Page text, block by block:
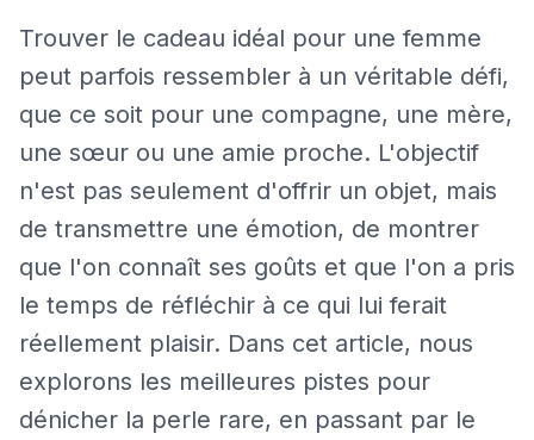
Trouver le cadeau idéal pour une femme
peut parfois ressembler à un véritable défi,
que ce soit pour une compagne, une mère,
une sœur ou une amie proche. L'objectif
n'est pas seulement d'offrir un objet, mais
de transmettre une émotion, de montrer
que l'on connaît ses goûts et que l'on a pris
le temps de réfléchir à ce qui lui ferait
réellement plaisir. Dans cet article, nous
explorons les meilleures pistes pour
dénicher la perle rare, en passant par le